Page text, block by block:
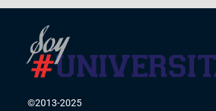
©2013-2025